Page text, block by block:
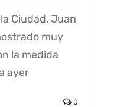
Ciudad, Juan
muy
la medida
ayer
0